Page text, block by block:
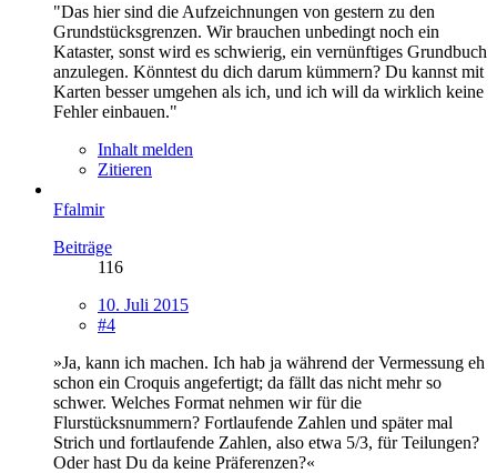
"Das hier sind die Aufzeichnungen von gestern zu den
Grundstücksgrenzen. Wir brauchen unbedingt noch ein
Kataster, sonst wird es schwierig, ein vernünftiges Grundbuch
anzulegen. Könntest du dich darum kümmern? Du kannst mit
Karten besser umgehen als ich, und ich will da wirklich keine
Fehler einbauen."
Inhalt melden
Zitieren
Ffalmir
Beiträge
116
10. Juli 2015
#4
»Ja, kann ich machen. Ich hab ja während der Vermessung eh
schon ein Croquis angefertigt; da fällt das nicht mehr so
schwer. Welches Format nehmen wir für die
Flurstücksnummern? Fortlaufende Zahlen und später mal
Strich und fortlaufende Zahlen, also etwa 5/3, für Teilungen?
Oder hast Du da keine Präferenzen?«